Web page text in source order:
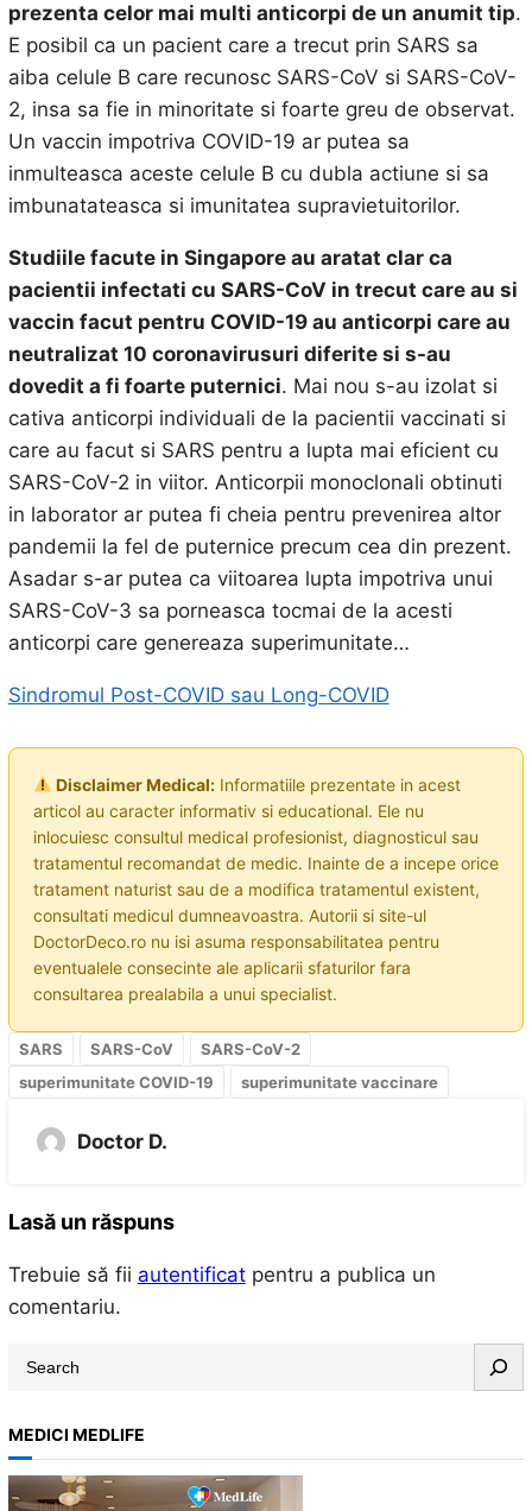
prezenta celor mai multi anticorpi de un anumit tip.
E posibil ca un pacient care a trecut prin SARS sa
aiba celule B care recunosc SARS-CoV si SARS-CoV-
2, insa sa fie in minoritate si foarte greu de observat.
Un vaccin impotriva COVID-19 ar putea sa
inmulteasca aceste celule B cu dubla actiune si sa
imbunatateasca si imunitatea supravietuitorilor.
Studiile facute in Singapore au aratat clar ca
pacientii infectati cu SARS-CoV in trecut care au si
vaccin facut pentru COVID-19 au anticorpi care au
neutralizat 10 coronavirusuri diferite si s-au
dovedit a fi foarte puternici. Mai nou s-au izolat si
cativa anticorpi individuali de la pacientii vaccinati si
care au facut si SARS pentru a lupta mai eficient cu
SARS-CoV-2 in viitor. Anticorpii monoclonali obtinuti
in laborator ar putea fi cheia pentru prevenirea altor
pandemii la fel de puternice precum cea din prezent.
Asadar s-ar putea ca viitoarea lupta impotriva unui
SARS-CoV-3 sa porneasca tocmai de la acesti
anticorpi care genereaza superimunitate…
Sindromul Post-COVID sau Long-COVID
Disclaimer Medical:Informatiile prezentate in acest
articol au caracter informativ si educational. Ele nu
inlocuiesc consultul medical profesionist, diagnosticul sau
tratamentul recomandat de medic. Inainte de a incepe orice
tratament naturist sau de a modifica tratamentul existent,
consultati medicul dumneavoastra. Autorii si site-ul
DoctorDeco.ro nu isi asuma responsabilitatea pentru
eventualele consecinte ale aplicarii sfaturilor fara
consultarea prealabila a unui specialist.
SARS SARS-CoV
SARS-CoV-2
superimunitate COVID-19
superimunitate vaccinare
Doctor D.
Lasă un răspuns
Trebuie să fii autentificatpentru a publica un
comentariu.
a
r
c
MEDICI MEDLIFE